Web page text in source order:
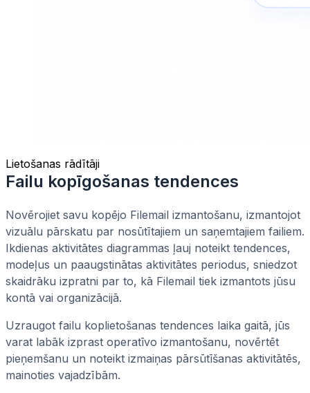
Lietošanas rādītāji
Failu kopīgošanas tendences
Novērojiet savu kopējo Filemail izmantošanu, izmantojot
vizuālu pārskatu par nosūtītajiem un saņemtajiem failiem.
Ikdienas aktivitātes diagrammas ļauj noteikt tendences,
modeļus un paaugstinātas aktivitātes periodus, sniedzot
skaidrāku izpratni par to, kā Filemail tiek izmantots jūsu
kontā vai organizācijā.
Uzraugot failu koplietošanas tendences laika gaitā, jūs
varat labāk izprast operatīvo izmantošanu, novērtēt
pieņemšanu un noteikt izmaiņas pārsūtīšanas aktivitātēs,
mainoties vajadzībām.